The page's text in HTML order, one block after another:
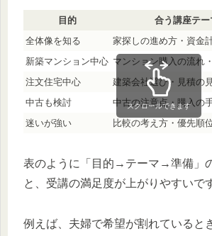
目的 合う講座テー
全体像を知る
家探しの進め方・資金
新築マンション中心 マンション購入の流れ
注文住宅中心
建築会社選び・見積の
中古も検討
中古の注意点・購入の
迷いが強い
比較の考え方・優先順
スクロールできます
表のように「目的→テーマ→準備」
と、受講の満足度が上がりやすいで
例えば、夫婦で希望が割れていると